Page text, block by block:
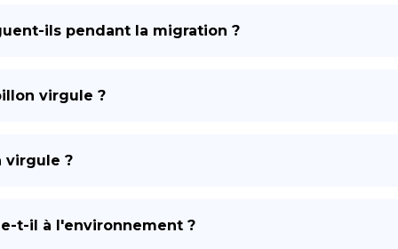
ils pendant la migration ?
virgule ?
virgule ?
t-il à l'environnement ?